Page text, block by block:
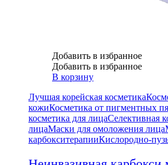
Добавить в избранное
Добавить в избранное
В корзину
Лучшая корейская косметика
кожиКосметика от пигментных
косметика для лицаСелективная
лицаМаски для омоложения лица
карбокситерапииКислородно-